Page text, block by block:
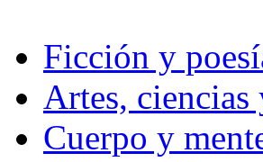
Ficción y
Artes, ciencias
Cuerpo y